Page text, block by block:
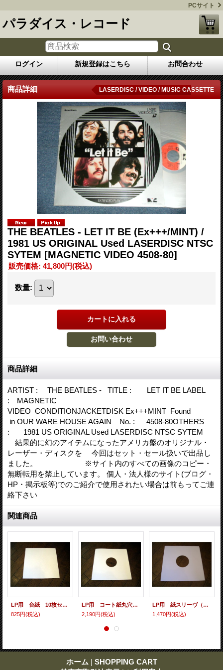
PCサイト
パラダイス・レコード
ログイン 新規登録はこちら お問合わせ
商品詳細 LASERDISC / VIDEO / MUSIC CASSETTE
THE BEATLES - LET IT BE (Ex+++/MINT) /
1981 US ORIGINAL Used LASERDISC NTSC
SYTEM [MAGNETIC VIDEO 4508-80]
販売価格: 41,800円(税込)
数量:
商品詳細
ARTIST : THE BEATLES - TITLE : LET IT BE LABEL
: MAGNETIC
VIDEO CONDITIONJACKETDISK Ex+++MINT Found
in OUR WARE HOUSE AGAIN No. : 4508-80OTHERS
: 1981 US ORIGINAL Used LASERDISC NTSC SYTEM
結果的に幻のアイテムになったアメリカ盤のオリジナル・
レーザー・ディスクを 今回はセット・セール扱いで出品し
ました。 ※サイト内のすべての画像のコピー・
無断転用を禁止しています。 個人・法人様のサイト(ブログ・
HP・掲示板等)でのご紹介で使用されたい場合は前もってご連
絡下さい
関連商品
LP用 台紙 10枚セット
825円(税込)
LP用 コート紙丸穴ジャケ 10枚セット
2,190円(税込)
LP用 紙スリーヴ（レギュラー 四角の角） 10枚セット
1,470円(税込)
ホーム | SHOPPING CART